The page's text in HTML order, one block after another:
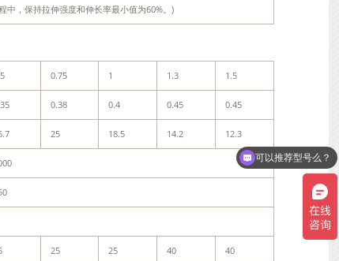
中，保持拉伸强度和伸长率最小值为60%。)
0.75 1 1.3 1.5
0.38 0.4 0.45 0.45
25 18.5 14.2 12.3
25 25 40 40
可以介绍下你们的产品么？